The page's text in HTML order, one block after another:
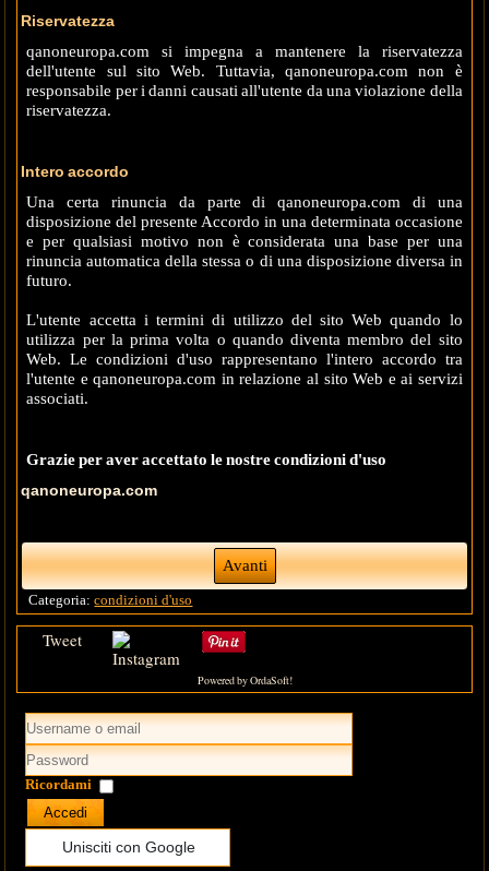
Riservatezza
qanoneuropa.com si impegna a mantenere la riservatezza
dell'utente sul sito Web. Tuttavia, qanoneuropa.com non è
responsabile per i danni causati all'utente da una violazione della
riservatezza.
Intero accordo
Una certa rinuncia da parte di qanoneuropa.com di una
disposizione del presente Accordo in una determinata occasione
e per qualsiasi motivo non è considerata una base per una
rinuncia automatica della stessa o di una disposizione diversa in
futuro.
L'utente accetta i termini di utilizzo del sito Web quando lo
utilizza per la prima volta o quando diventa membro del sito
Web. Le condizioni d'uso rappresentano l'intero accordo tra
l'utente e qanoneuropa.com in relazione al sito Web e ai servizi
associati.
Grazie per aver accettato le nostre condizioni d'uso
qanoneuropa.com
Avanti
Categoria:condizioni d'uso
Tweet
Powered by OrdaSoft!
Ricordami
Accedi
Unisciti con Google